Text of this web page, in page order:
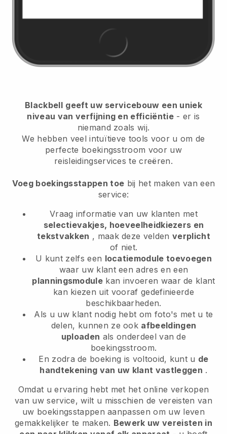
Blackbell geeft uw servicebouw een uniek
niveau van verfijning en efficiëntie- er is
niemand zoals wij.
We hebben veel intuïtieve tools voor u om de
perfecte boekingsstroom voor uw
reisleidingservices te creëren.
Voeg boekingsstappen toe bij het maken van een
service:
Vraag informatie van uw klanten met
selectievakjes, hoeveelheidkiezers en
tekstvakken , maak deze veldenverplicht
of niet.
U kunt zelfs een locatiemodule toevoegen
waar uw klant een adres en een
planningsmodule kan invoeren waar de klant
kan kiezen uit vooraf gedefinieerde
beschikbaarheden.
Als u uw klant nodig hebt om foto's met u te
delen, kunnen ze ook afbeeldingen
uploaden als onderdeel van de
boekingsstroom.
En zodra de boeking is voltooid, kunt u de
handtekening van uw klant vastleggen .
Omdat u ervaring hebt met het online verkopen
van uw service, wilt u misschien de vereisten van
uw boekingsstappen aanpassen om uw leven
gemakkelijker te maken. Bewerk uw vereisten in